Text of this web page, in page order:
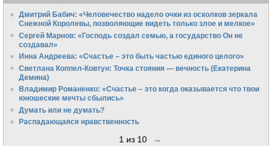
Дмитрий Бабич: «Человечество надело очки из осколков зеркала
Снежной Королевы, позволяющие видеть только злое и мелкое»
Сергей Марнов: «Господь создал семью, а государство Он не
создавал»
Инна Андреева: «Счастье – это быть частью единого целого»
Светлана Коппел-Ковтун: Точка стояния — вечность (Екатерина
Демина)
Владимир Романенко: «Счастье – это когда оказывается что твои
юношеские мечты сбылись»
Думать или не думать?
Распадающаяся нравственность
1 из 10 →